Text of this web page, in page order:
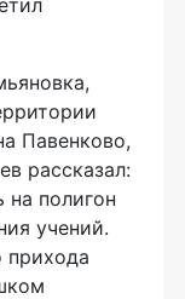
Павенково,
рассказал:
на полигон
учений.
прихода